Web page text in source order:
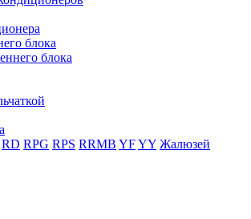
блока
блока
RD RPG RPS RRMB YFYY Жалюзей